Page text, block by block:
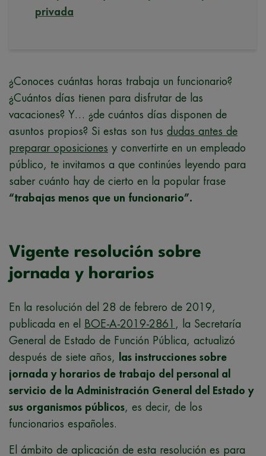
privada
¿Conoces cuántas horas trabaja un funcionario?
¿Cuántos días tienen para disfrutar de las
vacaciones? Y… ¿de cuántos días disponen de
asuntos propios? Si estas son tus dudas antes de
preparar oposiciones y convertirte en un empleado
público, te invitamos a que continúes leyendo para
saber cuánto hay de cierto en la popular frase
“trabajas menos que un funcionario”.
Vigente resolución sobre
jornada y horarios
En la resolución del 28 de febrero de 2019,
publicada en el
BOE-A-2019-2861 , la Secretaría
General de Estado de Función Pública, actualizó
después de siete años,
las instrucciones sobre
jornada y horarios de trabajo del personal al
servicio de la Administración General del Estado y
sus organismos públicos, es decir, de los
funcionarios españoles.
El ámbito de aplicación de esta resolución es para